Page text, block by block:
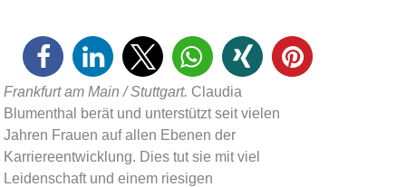
Frankfurt am Main / Stuttgart. Claudia
Blumenthal berät und unterstützt seit vielen
Jahren Frauen auf allen Ebenen der
Karriereentwicklung. Dies tut sie mit viel
Leidenschaft und einem riesigen